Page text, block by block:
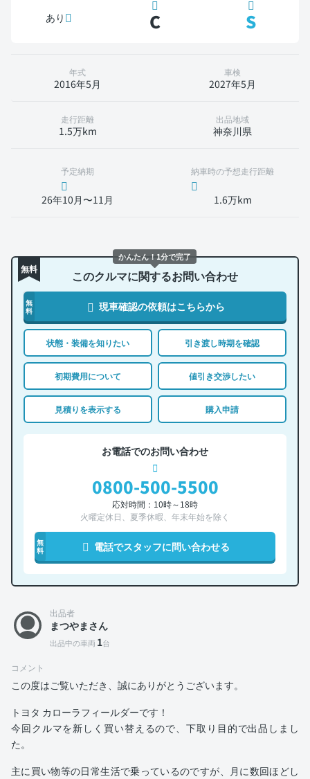
あり C S
年式
2016年5月
車検
2027年5月
走行距離
1.5万km
出品地域
神奈川県
予定納期
26年10月〜11月
納車時の予想走行距離
1.6万km
無料 このクルマに関するお問い合わせ
無
料
現車確認の依頼はこちらから
状態・装備を知りたい 引き渡し時期を確認
初期費用について 値引き交渉したい
見積りを表示する 購入申請
お電話でのお問い合わせ
0800-500-5500
応対時間：10時～18時
火曜定休日、夏季休暇、年末年始を除く
無
料
電話でスタッフに問い合わせる
出品者
まつやまさん
出品中の車両 1台
コメント
この度はご覧いただき、誠にありがとうございます。
トヨタ カローラフィールダーです！
今回クルマを新しく買い替えるので、下取り目的で出品しまし
た。
主に買い物等の日常生活で乗っているのですが、月に数回ほどし
かんたん！1分で完了